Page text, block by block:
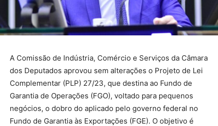
A Comissão de Indústria, Comércio e Serviços da Câmara
dos Deputados aprovou sem alterações o Projeto de Lei
Complementar (PLP) 27/23, que destina ao Fundo de
Garantia de Operações (FGO), voltado para pequenos
negócios, o dobro do aplicado pelo governo federal no
Fundo de Garantia às Exportações (FGE). O objetivo é